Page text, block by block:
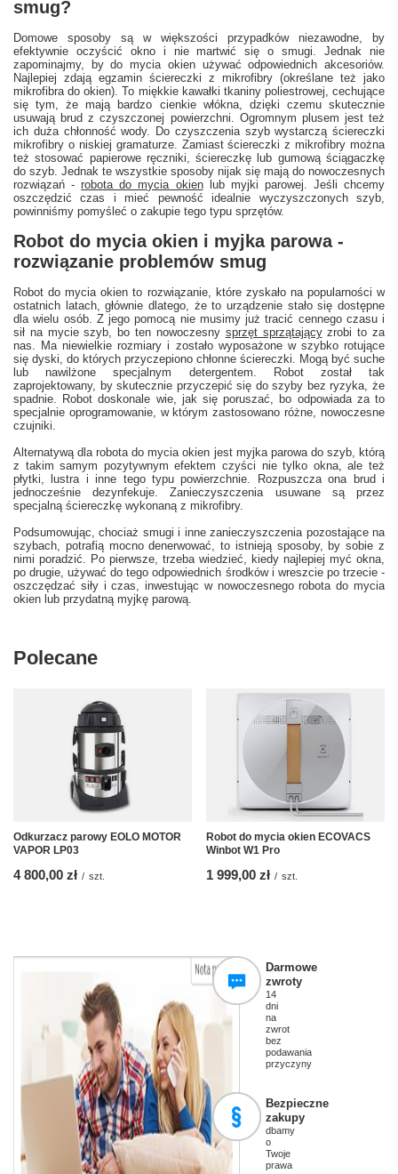
smug?
Domowe sposoby są w większości przypadków niezawodne, by
efektywnie oczyścić okno i nie martwić się o smugi. Jednak nie
zapominajmy, by do mycia okien używać odpowiednich akcesoriów.
Najlepiej zdają egzamin ściereczki z mikrofibry (określane też jako
mikrofibra do okien). To miękkie kawałki tkaniny poliestrowej, cechujące
się tym, że mają bardzo cienkie włókna, dzięki czemu skutecznie
usuwają brud z czyszczonej powierzchni. Ogromnym plusem jest też
ich duża chłonność wody. Do czyszczenia szyb wystarczą ściereczki
mikrofibry o niskiej gramaturze. Zamiast ściereczki z mikrofibry można
też stosować papierowe ręczniki, ściereczkę lub gumową ściągaczkę
do szyb. Jednak te wszystkie sposoby nijak się mają do nowoczesnych
rozwiązań -robota do mycia okienlub myjki parowej. Jeśli chcemy
oszczędzić czas i mieć pewność idealnie wyczyszczonych szyb,
powinniśmy pomyśleć o zakupie tego typu sprzętów.
Robot do mycia okien i myjka parowa -
rozwiązanie problemów smug
Robot do mycia okien to rozwiązanie, które zyskało na popularności w
ostatnich latach, głównie dlatego, że to urządzenie stało się dostępne
dla wielu osób. Z jego pomocą nie musimy już tracić cennego czasu i
sił na mycie szyb, bo ten nowoczesny sprzęt sprzątającyzrobi to za
nas. Ma niewielkie rozmiary i zostało wyposażone w szybko rotujące
się dyski, do których przyczepiono chłonne ściereczki. Mogą być suche
lub nawilżone specjalnym detergentem. Robot został tak
zaprojektowany, by skutecznie przyczepić się do szyby bez ryzyka, że
spadnie. Robot doskonale wie, jak się poruszać, bo odpowiada za to
specjalnie oprogramowanie, w którym zastosowano różne, nowoczesne
czujniki.
Alternatywą dla robota do mycia okien jest myjka parowa do szyb, którą
z takim samym pozytywnym efektem czyści nie tylko okna, ale też
płytki, lustra i inne tego typu powierzchnie. Rozpuszcza ona brud i
jednocześnie dezynfekuje. Zanieczyszczenia usuwane są przez
specjalną ściereczkę wykonaną z mikrofibry.
Podsumowując, chociaż smugi i inne zanieczyszczenia pozostające na
szybach, potrafią mocno denerwować, to istnieją sposoby, by sobie z
nimi poradzić. Po pierwsze, trzeba wiedzieć, kiedy najlepiej myć okna,
po drugie, używać do tego odpowiednich środków i wreszcie po trzecie -
oszczędzać siły i czas, inwestując w nowoczesnego robota do mycia
okien lub przydatną myjkę parową.
Polecane
Odkurzacz parowy EOLO MOTOR
VAPOR LP03
4 800,00 zł / szt.
Robot do mycia okien ECOVACS
Winbot W1 Pro
1 999,00 zł / szt.
Darmowe
zwroty
14
dni
na
zwrot
bez
podawania
przyczyny
Bezpieczne
zakupy
dbamy
o
Twoje
prawa